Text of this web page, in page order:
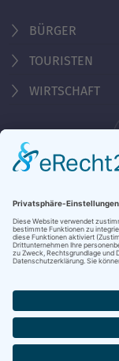
BÜRGER
TOURISTEN
WIRTSCHAFT
Behördennummer 115
KONTAKT
NOTRUFE & HOTLINES
STADTANZEIGER
PRESSE